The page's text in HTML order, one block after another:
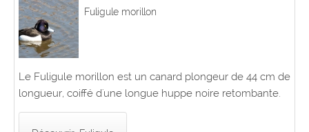
Fuligule morillon
Le Fuligule morillon est un canard plongeur de 44 cm de
longueur, coiffé d'une longue huppe noire retombante.